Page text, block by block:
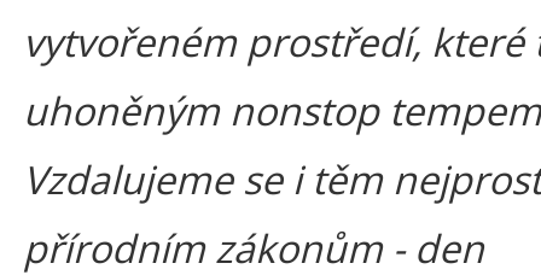
vytvořeném prostředí, které
uhoněným nonstop
Vzdalujeme se i těm
přírodním zákonům - den